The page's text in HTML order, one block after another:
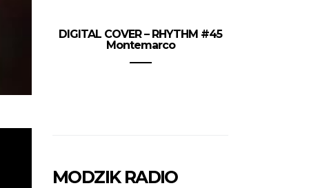
DIGITAL COVER – RHYTHM #45
Montemarco
MODZIK RADIO